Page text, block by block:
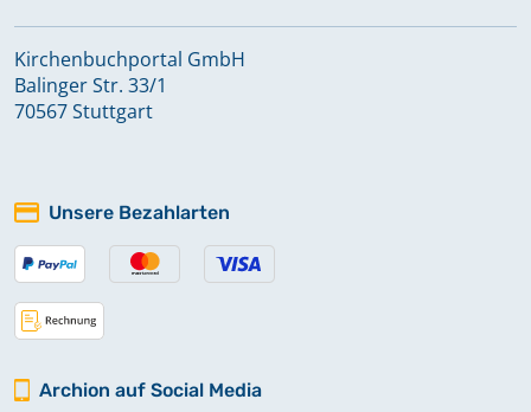
Kirchenbuchportal GmbH
Balinger Str. 33/1
70567 Stuttgart
Unsere Bezahlarten
Archion auf Social Media